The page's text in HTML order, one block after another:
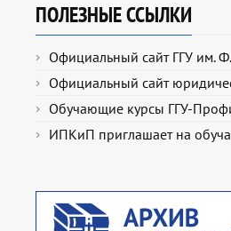
ПОЛЕЗНЫЕ ССЫЛКИ
Официальный сайт ГГУ им.
Официальный сайт
Обучающие курсы ГГУ-
ИПКиП приглашает на